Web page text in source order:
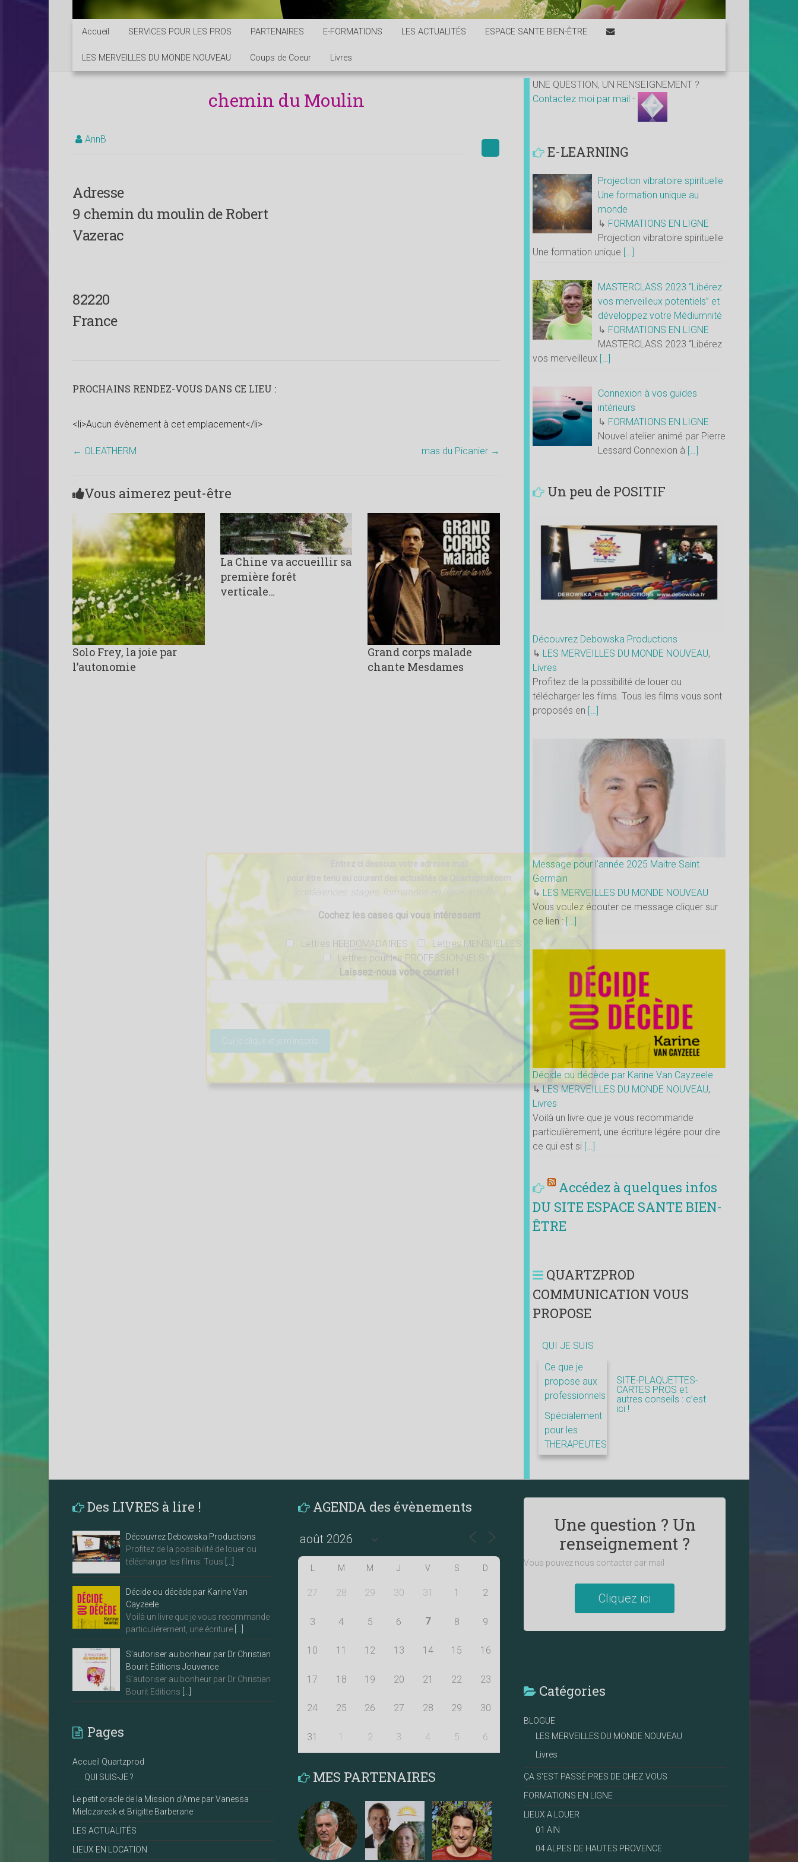
Accueil SERVICES POUR LES PROS PARTENAIRES E-FORMATIONS LES ACTUALITÉS ESPACE SANTE BIEN-ÊTRE
LES MERVEILLES DU MONDE NOUVEAU Coups de Coeur Livres
chemin du Moulin
AnnB
Adresse
9 chemin du moulin de Robert
Vazerac
82220
France
PROCHAINS RENDEZ-VOUS DANS CE LIEU :
<li>Aucun évènement à cet emplacement</li>
← OLEATHERM mas du Picanier →
Vous aimerez peut-être
Solo Frey, la joie par
l’autonomie
La Chine va accueillir sa
première forêt
verticale…
Grand corps malade
chante Mesdames
UNE QUESTION, UN RENSEIGNEMENT ?
Contactez moi par mail -
E-LEARNING
Projection vibratoire spirituelle
Une formation unique au
monde
↳ FORMATIONS EN LIGNE
Projection vibratoire spirituelle
Une formation unique […]
MASTERCLASS 2023 “Libérez
vos merveilleux potentiels” et
développez votre Médiumnité
↳ FORMATIONS EN LIGNE
MASTERCLASS 2023 “Libérez
vos merveilleux […]
Connexion à vos guides
intérieurs
↳ FORMATIONS EN LIGNE
Nouvel atelier animé par Pierre
Lessard Connexion à […]
Un peu de POSITIF
Découvrez Debowska Productions
↳ LES MERVEILLES DU MONDE NOUVEAU,
Livres
Profitez de la possibilité de louer ou
télécharger les films. Tous les films vous sont
proposés en […]
Message pour l’année 2025 Maitre Saint
Germain
↳ LES MERVEILLES DU MONDE NOUVEAU
Vous voulez écouter ce message cliquer sur
ce lien :[…]
Décide ou décède par Karine Van Cayzeele
↳ LES MERVEILLES DU MONDE NOUVEAU,
Livres
Voilà un livre que je vous recommande
particulièrement, une écriture légére pour dire
ce qui est si […]
Accédez à quelques infos
DU SITE ESPACE SANTE BIEN-
ÊTRE
QUARTZPROD
COMMUNICATION VOUS
PROPOSE
QUI JE SUIS
Ce que je
propose aux
professionnels
Spécialement
pour les
THERAPEUTES
SITE-PLAQUETTES-
CARTES PROS et
autres conseils : c’est
ici !
Des LIVRES à lire !
Découvrez Debowska Productions
Profitez de la possibilité de louer ou
télécharger les films. Tous
Décide ou décède par Karine Van
Cayzeele
Voilà un livre que je vous recommande
particulièrement, une écriture
S’autoriser au bonheur par Dr Christian
Bourit Editions Jouvence
S’autoriser au bonheur par Dr Christian
Bourit Editions
Pages
Accueil Quartzprod
QUI SUIS-JE ?
Le petit oracle de la Mission d’Ame par Vanessa
Mielczareck et Brigitte Barberane
LES ACTUALITÉS
LIEUX EN LOCATION
AGENDA des évènements
M M J V S D
27 28 29 30 31 1 2
3 4 5 6 7 8 9
10 11 12 13 14 15 16
17 18 19 20 21 22 23
24 25 26 27 28 29 30
31 1 2 3 4 5 6
MES PARTENAIRES
Une question ? Un
renseignement ?
Vous pouvez nous contacter par mail :
Cliquez ici
Catégories
BLOGUE
LES MERVEILLES DU MONDE NOUVEAU
Livres
ÇA S'EST PASSÉ PRES DE CHEZ VOUS
FORMATIONS EN LIGNE
LIEUX A LOUER
01 AIN
04 ALPES DE HAUTES PROVENCE
Cochez les cases qui vous intéressent
Lettres HEBDOMADAIRES
Lettres MENSUELLES
Lettres pour les PROFESSIONNELS
Laissez-nous votre courriel !
Veuillez laisser ce champ vide.
×